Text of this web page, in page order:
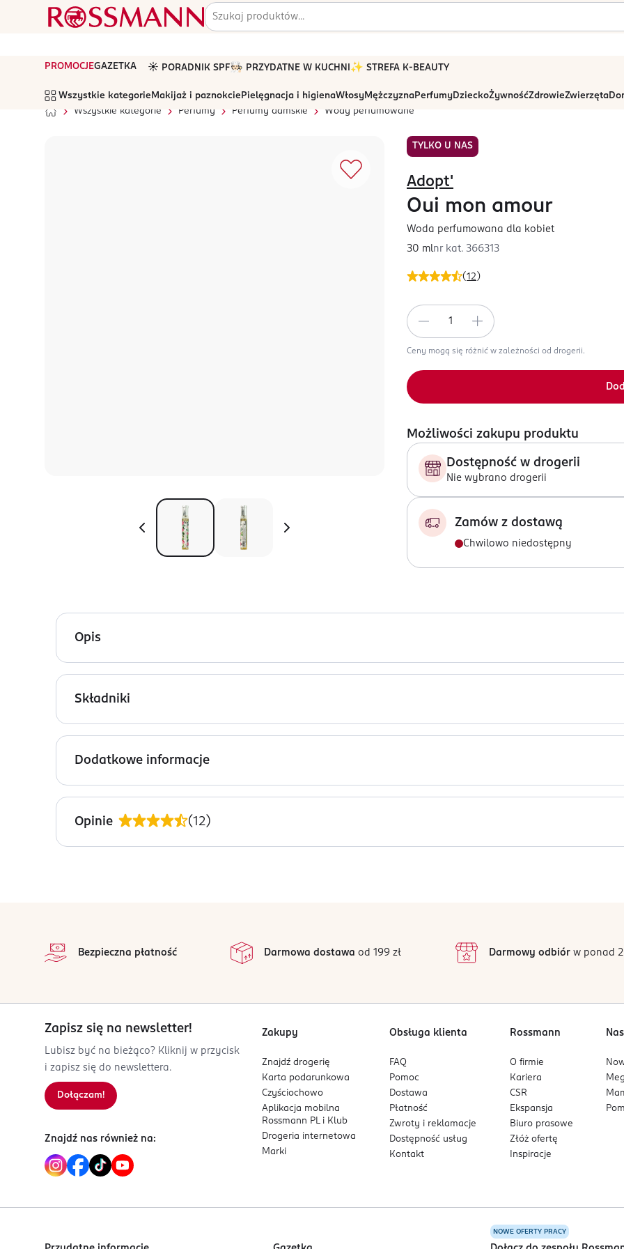
PROMOCJEGAZETKA ☀️ PORADNIK SPF🧑🏻‍🍳 PRZYDATNE W KUCHNI ✨ STREFA K-BEAUTY
Wszystkie kategorie Makijaż i paznokcie Pielęgnacja i higienaWłosyMężczyznaPerfumyDzieckoŻywnośćZdrowieZwierzęta
Wszystkie kategorie
Perfumy Perfumy damskie Wody perfumowane
TYLKO U NAS
(12 )
Adopt'
Oui mon amour
Woda perfumowana dla kobiet
30 mlnr kat. 366313
Ceny mogą się różnić w zależności od drogerii.
Możliwości zakupu produktu
Dostępność w drogerii
Nie wybrano drogerii
Zamów z dostawą
Chwilowo niedostępny
Opis
Adopt' Oui mon amour woda perfumowana dla kobiet. Lekka jak woda, kwiatowa kompozycja rozpoczyna się
na miękkiej bazie z białego piżma. Zapach, który emanuje energetyzującą kobiecością.
Składniki
Ingredients: : ALCOHOL DENAT., HYDROXYCITRONELLAL, ALPHA-ISOMETHYL IONONE, GERANIOL, LINALOOL,
BENZYL ALCOHOL, CITRAL, ISOEUGENOL, METHYL 2-OCTYNOATE.
Dodatkowe informacje
PRZYGOTOWANIE I STOSOWANIE
Spryskaj newralgiczne miejsca ciała: szyję, dekolt oraz przeguby dłoni. Używaj tak często, jak potrzebujesz.
PARIS
FR-Francja
Kod EAN
3 701429 809133
Opinie (12)
2
1
Bezpieczna płatność Darmowa dostawa od 199 zł Darmowy odbiórw ponad
Zapisz się na newsletter!
Lubisz być na bieżąco? Kliknij w przycisk
i zapisz się do newslettera.
Dołączam!
Znajdź nas również na:
Zakupy
Znajdź drogerię
Karta podarunkowa
Czyściochowo
Aplikacja mobilna
Rossmann PL i Klub
Drogeria internetowa
Marki
Obsługa klienta
FAQ
Pomoc
Dostawa
Płatność
Zwroty i reklamacje
Dostępność usług
Kontakt
Rossmann
O firmie
Kariera
CSR
Ekspansja
Biuro prasowe
Złóż ofertę
Inspiracje
NOWE OFERTY PRACY